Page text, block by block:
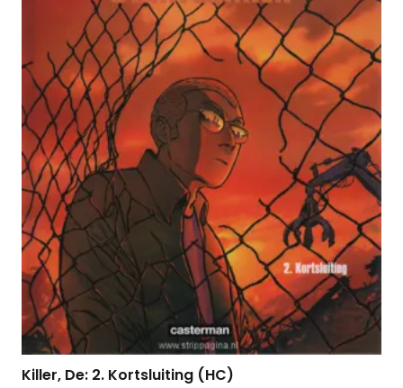
Killer, De: 2. Kortsluiting (HC)